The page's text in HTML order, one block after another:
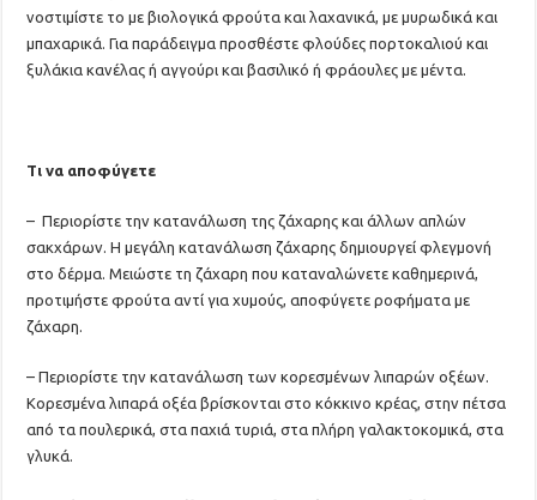
νοστιμίστε το με βιολογικά φρούτα και λαχανικά, με μυρωδικά και
μπαχαρικά. Για παράδειγμα προσθέστε φλούδες πορτοκαλιού και
ξυλάκια κανέλας ή αγγούρι και βασιλικό ή φράουλες με μέντα.
Τι να αποφύγετε
– Περιορίστε την κατανάλωση της ζάχαρης και άλλων απλών
σακχάρων. Η μεγάλη κατανάλωση ζάχαρης δημιουργεί φλεγμονή
στο δέρμα. Μειώστε τη ζάχαρη που καταναλώνετε καθημερινά,
προτιμήστε φρούτα αντί για χυμούς, αποφύγετε ροφήματα με
ζάχαρη.
– Περιορίστε την κατανάλωση των κορεσμένων λιπαρών οξέων.
Κορεσμένα λιπαρά οξέα βρίσκονται στο κόκκινο κρέας, στην πέτσα
από τα πουλερικά, στα παχιά τυριά, στα πλήρη γαλακτοκομικά, στα
γλυκά.